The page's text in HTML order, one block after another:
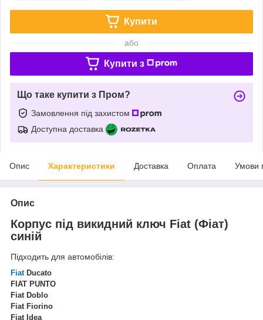
Купити
або
Купити з
Що таке купити з Пром?
Замовлення під захистом
Доступна доставка
Опис Характеристики Доставка Оплата Умови
Опис
Корпус під викидний ключ Fiat (Фіат)
синій
Підходить для автомобілів:
FiatDucato
FIAT PUNTO
Fiat Doblo
Fiat Fiorino
Fiat Idea